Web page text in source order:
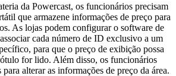
da Powercast, os funcionários precisam
que armazene informações de preço para
As lojas podem configurar o software de
cada número de ID exclusivo a um
para que o preço de exibição possa
for lido. Além disso, os funcionários
alterar as informações de preço da área.